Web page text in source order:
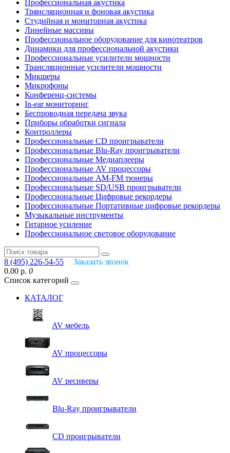
Профессиональная акустика
Трянсляционная и фоновая акустика
Студийная и мониторная акустика
Линейные массивы
Профессиональное оборудование для кинотеатров
Динамики для профессиональной акустики
Профессиональные усилители мощности
Трансляционные усилители мощности
Микшеры
Микрофоны
Конференц-системы
In-ear мониторинг
Беспроводная передача звука
Приборы обработки сигнала
Контроллеры
Профессиональные СD проигрыватели
Профессиональные Blu-Ray проигрыватели
Профессиональные Медиаплееры
Профессиональные AV процессоры
Профессиональные AM-FM тюнеры
Профессиональные SD/USB проигрыватели
Профессиональные Цифровые рекордеры
Профессиональные Портативные цифровые рекордеры
Музыкальные инструменты
Гитарное усиление
Профессиональное световое оборудование
8 (495) 226-54-55
Заказать звонок
0.00 р. 0
Список категорий
КАТАЛОГ
AV мебель
AV процессоры
AV ресиверы
Blu-Ray проигрыватели
CD проигрыватели